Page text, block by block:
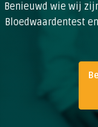
Benieuwd wie wij
Bloedwaardentest